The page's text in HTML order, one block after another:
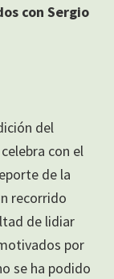
con Sergio
del
con el
de la
recorrido
de lidiar
por
se ha podido